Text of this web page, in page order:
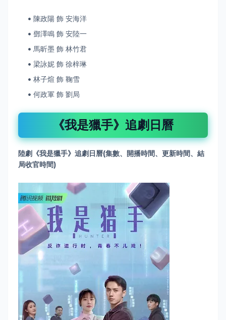
陳政陽 飾 安海洋
鄧澤鳴 飾 安陸一
馬昕墨 飾 林竹君
梁詠妮 飾 徐梓琳
林子煊 飾 鞠雪
何政軍 飾 劉局
《我是獵手》追劇日曆
陸劇《我是獵手》 追劇日曆(集數、開播時間、更新時間、結
局收官時間)